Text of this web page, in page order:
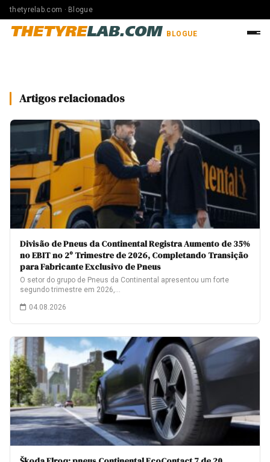
thetyrelab.com · Blogue
THETYRELAB.COM BLOGUE
Artigos relacionados
Divisão de Pneus da Continental Registra Aumento de 35%
no EBIT no 2º Trimestre de 2026, Completando Transição
para Fabricante Exclusivo de Pneus
O setor do grupo de Pneus da Continental apresentou um forte
segundo trimestre em 2026,…
04.08.2026